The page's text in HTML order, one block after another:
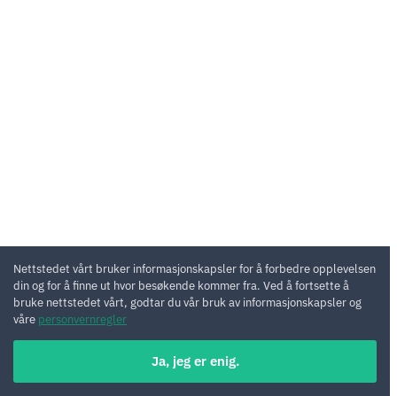
Nettstedet vårt bruker informasjonskapsler for å forbedre opplevelsen
din og for å finne ut hvor besøkende kommer fra. Ved å fortsette å
bruke nettstedet vårt, godtar du vår bruk av informasjonskapsler og
våre personvernregler
Ja, jeg er enig.